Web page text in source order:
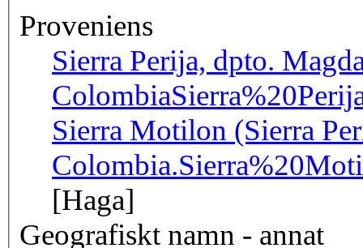
Proveniens
Sierra Perija, dpto.
Colombia
Sierra Motilon (Sierra
Colombia.
[Haga]
Geografiskt namn - annat